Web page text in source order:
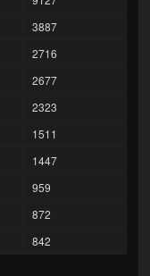
3887
2716
2677
2323
1511
1447
959
872
842